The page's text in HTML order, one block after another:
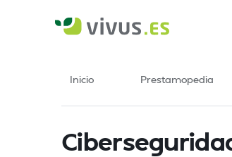
Inicio Prestamopedia